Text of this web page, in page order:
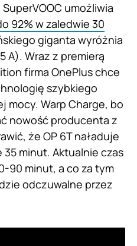
umożliwia
92% w zaledwie 30
giganta wyróżnia
A). Wraz z premierą
firma OnePlus chce
szybkiego
mocy. Warp Charge, bo
nowość producenta z
że OP 6T naładuje
35 minut. Aktualnie czas
90 minut, a co za tym
odczuwalne przez